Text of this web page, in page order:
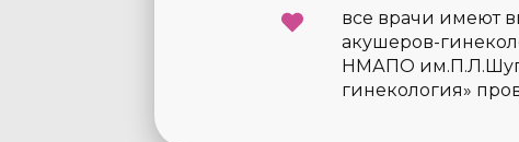
все врачи имеют
акушеров-
НМАПО
гинекология»